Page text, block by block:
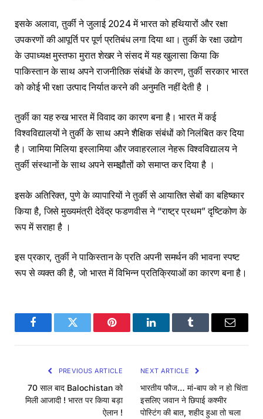
इसके अलावा, तुर्की ने जुलाई 2024 में भारत को हथियारों और रक्षा
उपकरणों की आपूर्ति पर पूर्ण प्रतिबंध लगा दिया था। तुर्की के रक्षा उद्योग
के उपाध्यक्ष मुस्तफा मुरात शेखर ने संसद में यह खुलासा किया कि
पाकिस्तान के साथ अपने राजनीतिक संबंधों के कारण, तुर्की सरकार भारत
को कोई भी रक्षा उत्पाद निर्यात करने की अनुमति नहीं देती है ।
तुर्की का यह रुख भारत में विवाद का कारण बना है। भारत में कई
विश्वविद्यालयों ने तुर्की के साथ अपने शैक्षिक संबंधों को निलंबित कर दिया
है। जामिया मिलिया इस्लामिया और जवाहरलाल नेहरू विश्वविद्यालय ने
तुर्की संस्थानों के साथ अपने समझौतों को समाप्त कर दिया है ।
इसके अतिरिक्त, पुणे के व्यापारियों ने तुर्की से आयातित सेबों का बहिष्कार
किया है, जिसे मुख्यमंत्री देवेंद्र फडणवीस ने “राष्ट्र प्रथम” दृष्टिकोण के
रूप में सराहा है ।
इस प्रकार, तुर्की ने पाकिस्तान के प्रति अपनी समर्थन की भावना स्पष्ट
रूप से व्यक्त की है, जो भारत में विभिन्न प्रतिक्रियाओं का कारण बना है।
FacebookTwitter Pinterest LinkedInTumblr Email
PREVIOUS ARTICLE
70 साल बाद Balochistan को
मिली आजादी ! भारत पर किया बड़ा
ऐलान !
NEXT ARTICLE
भारतीय फौज… मां-बाप को न हो चिंता
इसलिए जवान ने छिपाई कश्मीर
पोस्टिंग की बात, शहीद हुआ तो चला